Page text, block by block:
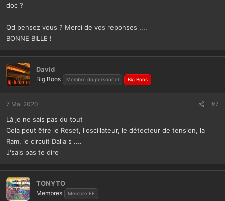
doc ?
Qd pensez vous ? Merci de vos reponses ....
BONNE BILLE !
David
Big Boos Membre du personnel Big Boos
7 Mai 2020 #7
Là je ne sais pas du tout
Cela peut être le Reset, l'oscillateur, le détecteur de tension, la
Ram, le circuit Dalla s ....
J'sais pas te dire
TONYTO
Membres Membre FF